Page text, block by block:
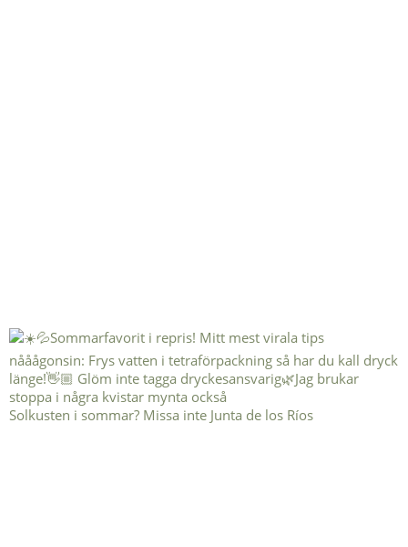
Solkusten i sommar? Missa inte Junta de los Ríos